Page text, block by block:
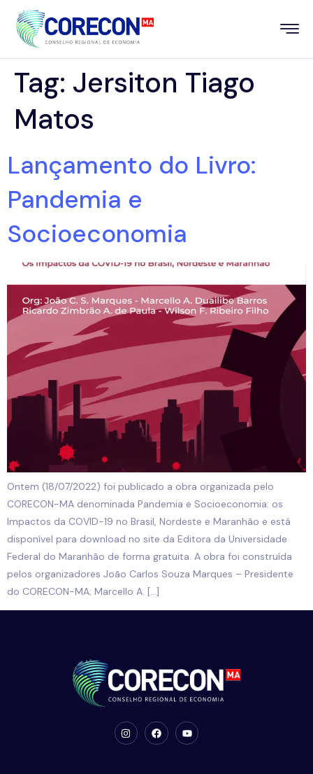
Tag: Jersiton Tiago
Matos
Lançamento do Livro:
Pandemia e
Socioeconomia
Ontem (18/07/2022) foi publicado a obra organizada pelo
CORECON-MA denominada Pandemia e Socioeconomia: os
Impactos da COVID-19 no Brasil, Nordeste e Maranhão e está
disponível para download no site da Editora da Universidade
Federal do Maranhão de forma gratuita. A obra foi construída
pelos organizadores João Carlos Souza Marques – Presidente
do CORECON-MA; Marcello A. […]